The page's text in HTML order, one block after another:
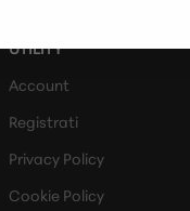
UTILITY
Account
Registrati
Privacy Policy
Cookie Policy